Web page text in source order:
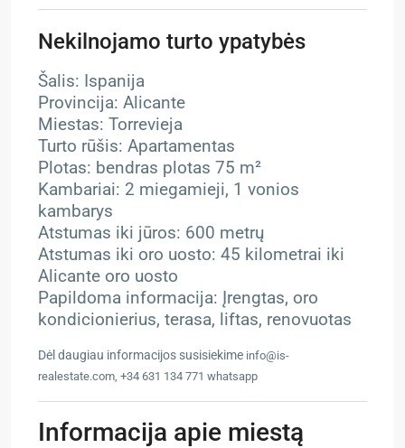
Nekilnojamo turto ypatybės
Šalis: Ispanija
Provincija: Alicante
Miestas: Torrevieja
Turto rūšis: Apartamentas
Plotas: bendras plotas 75 m²
Kambariai: 2 miegamieji, 1 vonios
kambarys
Atstumas iki jūros: 600 metrų
Atstumas iki oro uosto: 45 kilometrai iki
Alicante oro uosto
Papildoma informacija: Įrengtas, oro
kondicionierius, terasa, liftas, renovuotas
Dėl daugiau informacijos susisiekime info@is-
realestate.com, +34 631 134 771 whatsapp
Informacija apie miestą